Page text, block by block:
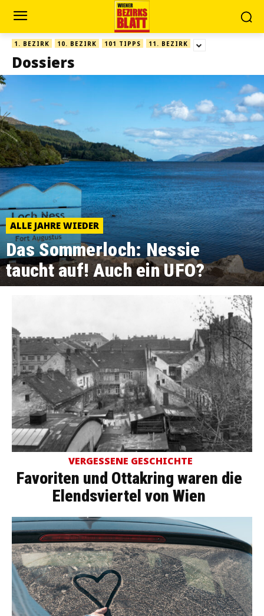
1. BEZIRK 10. BEZIRK 101 TIPPS 11. BEZIRK
Dossiers
ALLE JAHRE WIEDER
Das Sommerloch: Nessie
taucht auf! Auch ein UFO?
VERGESSENE GESCHICHTE
Favoriten und Ottakring waren die
Elendsviertel von Wien